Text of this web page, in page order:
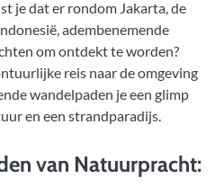
je dat er rondom Jakarta, de
adembenemende
om ontdekt te worden?
reis naar de omgeving
wandelpaden je een glimp
en een strandparadijs.
van Natuurpracht: